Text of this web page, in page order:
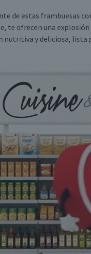
de estas frambuesas
te ofrecen una
nutritiva y deliciosa, lista